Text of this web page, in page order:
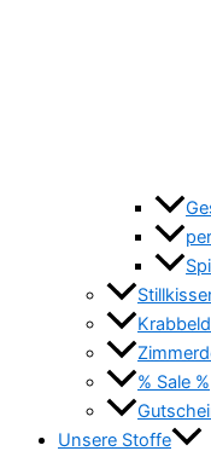
% Sale %
Unsere Stoffe